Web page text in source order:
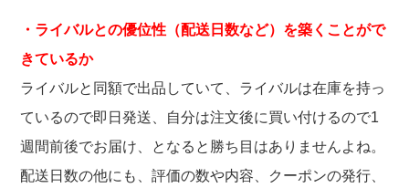
・ライバルとの優位性（配送日数など）を築くことがで
きているか
ライバルと同額で出品していて、ライバルは在庫を持っ
ているので即日発送、自分は注文後に買い付けるので1
週間前後でお届け、となると勝ち目はありませんよね。
配送日数の他にも、評価の数や内容、クーポンの発行、